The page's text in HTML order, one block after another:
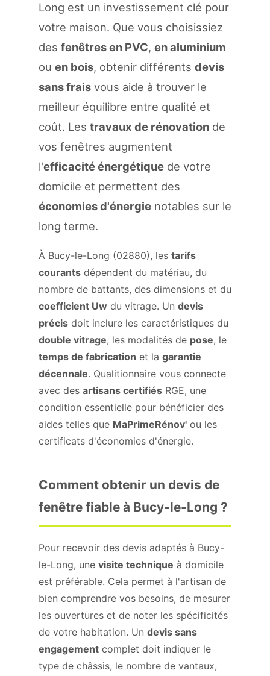
Long est un investissement clé pour
votre maison. Que vous choisissiez
des fenêtres en PVC, en aluminium
ou en bois, obtenir différents devis
sans frais vous aide à trouver le
meilleur équilibre entre qualité et
coût. Les travaux de rénovation de
vos fenêtres augmentent
l'efficacité énergétique de votre
domicile et permettent des
économies d'énergie notables sur le
long terme.
À Bucy-le-Long (02880), les tarifs
courants dépendent du matériau, du
nombre de battants, des dimensions et du
coefficient Uw du vitrage. Un devis
précis doit inclure les caractéristiques du
double vitrage, les modalités de pose, le
temps de fabrication et la garantie
décennale. Qualitionnaire vous connecte
avec des artisans certifiés RGE, une
condition essentielle pour bénéficier des
aides telles que MaPrimeRénov' ou les
certificats d'économies d'énergie.
Comment obtenir un devis de
fenêtre fiable à Bucy-le-Long ?
Pour recevoir des devis adaptés à Bucy-
le-Long, une visite technique à domicile
est préférable. Cela permet à l'artisan de
bien comprendre vos besoins, de mesurer
les ouvertures et de noter les spécificités
de votre habitation. Un devis sans
engagement complet doit indiquer le
type de châssis, le nombre de vantaux,